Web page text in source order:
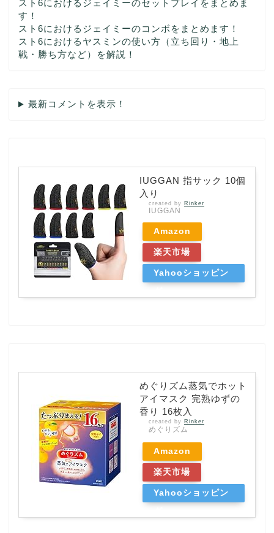
スト6におけるジェイミーのセットプレイをまとめま
す！
スト6におけるジェイミーのコンボをまとめます！
スト6におけるヤスミンの使い方（立ち回り・地上
戦・勝ち方など）を解説！
最新コメントを表示！
IUGGAN 指サック 10個
入り
created by Rinker
IUGGAN
Amazon
楽天市場
Yahooショッピン
めぐりズム蒸気でホット
アイマスク 完熟ゆずの
香り 16枚入
created by Rinker
めぐりズム
Amazon
楽天市場
Yahooショッピン